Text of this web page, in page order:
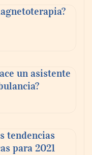
y
un asistente
tendencias
para 2021